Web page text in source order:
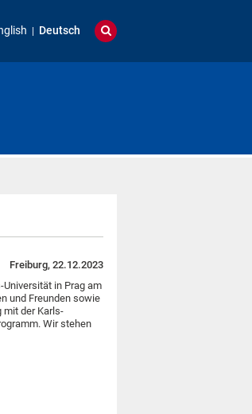
Deutsch
Freiburg, 22.12.2023
in Prag am
und Freunden sowie
mit der Karls-
Wir stehen